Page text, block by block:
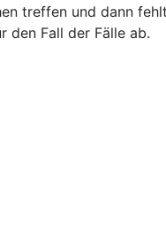
treffen und dann
den Fall der Fälle ab.